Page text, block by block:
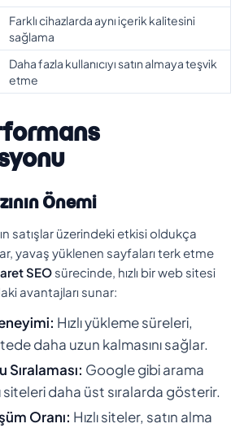
Farklı cihazlarda aynı içerik kalitesini
sağlama
Daha fazla kullanıcıyı satın almaya teşvik
etme
Önemi
satışlar üzerindeki etkisi oldukça
yavaş yüklenen sayfaları terk etme
SEO sürecinde, hızlı bir web sitesi
avantajları sunar:
Hızlı yükleme süreleri,
daha uzun kalmasını sağlar.
Google gibi arama
siteleri daha üst sıralarda gösterir.
Oranı: Hızlı siteler, satın alma